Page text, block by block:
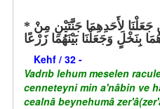
بِنَخْلٍ وَجَعَلْنَا بَيْنَهُمَا زَرْعًا
Kehf / 32 -
Vadrıb lehum meselen
cenneteyni min a'nâbin ve
cealnâ beynehumâ